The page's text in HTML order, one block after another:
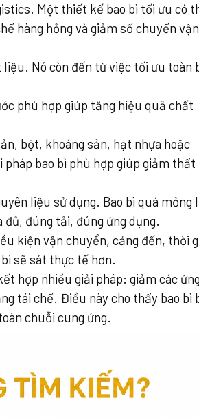
Một thiết kế bao bì tối ưu có
hàng hỏng và giảm số chuyến vận
Nó còn đến từ việc tối ưu toàn
phù hợp giúp tăng hiệu quả chất
bột, khoáng sản, hạt nhựa hoặc
bao bì phù hợp giúp giảm thất
liệu sử dụng. Bao bì quá mỏng
đúng tải, đúng ứng dụng.
kiện vận chuyển, cảng đến, thời
sẽ sát thực tế hơn.
hợp nhiều giải pháp: giảm các ứng
tái chế. Điều này cho thấy bao bì
chuỗi cung ứng.